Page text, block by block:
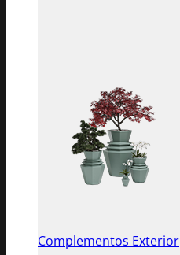
Complementos Exterior